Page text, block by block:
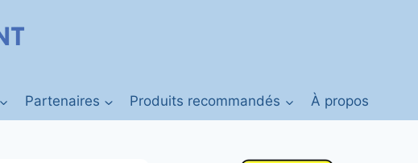
Partenaires Produits recommandés À propos